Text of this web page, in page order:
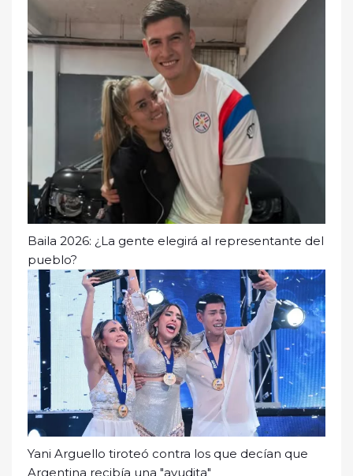
Baila 2026: ¿La gente elegirá al representante del
pueblo?
Yani Arguello tiroteó contra los que decían que
Argentina recibía una "ayudita"